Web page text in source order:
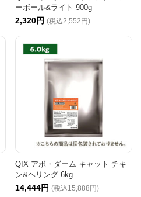
ーボール&ライト 900g
2,320円 (税込2,552円)
QIX アボ・ダーム キャット チキ
ン&ヘリング 6kg
14,444円 (税込15,888円)